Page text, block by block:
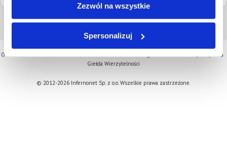
Zezwól na wszystkie
Spersonalizuj
O serwisie
Pytania
Giełda Wierzytelności
© 2012-2026 Infernonet Sp. z o.o. Wszelkie prawa zastrzeżone.